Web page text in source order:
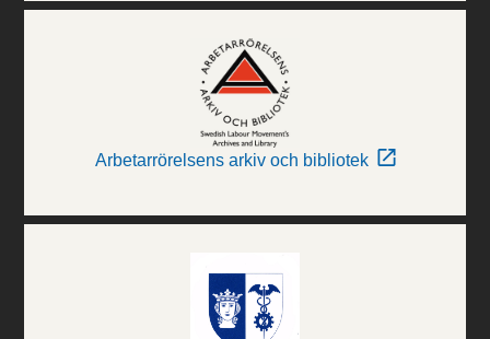
Arbetarrörelsens arkiv och bibliotek